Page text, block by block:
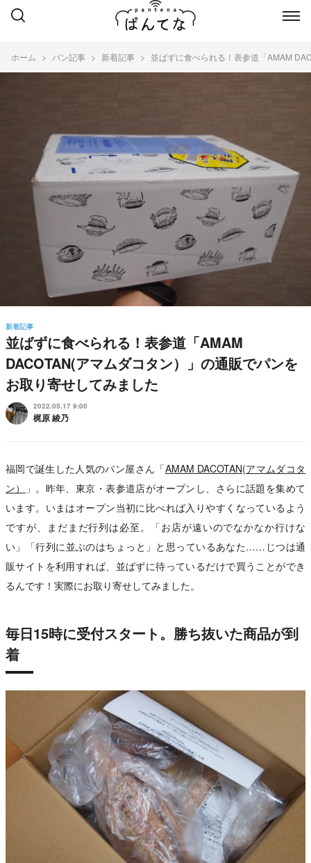
ホーム パン記事 新着記事 並ばずに食べられる！表参道「AMAM
新着記事
並ばずに食べられる！表参道「AMAM
DACOTAN(アマムダコタン）」の通販でパンを
お取り寄せしてみました
2022.05.17 9:00
梶原 綾乃
福岡で誕生した人気のパン屋さん「AMAM DACOTAN(アマムダコタ
ン）
」。昨年、東京・表参道店がオープンし、さらに話題を集めて
います。いまはオープン当初に比べれば入りやすくなっているよう
ですが、まだまだ行列は必至。「お店が遠いのでなかなか行けな
い」「行列に並ぶのはちょっと」と思っているあなた……じつは通
販サイトを利用すれば、並ばずに待っているだけで買うことができ
るんです！実際にお取り寄せしてみました。
毎日15時に受付スタート。勝ち抜いた商品が到
着